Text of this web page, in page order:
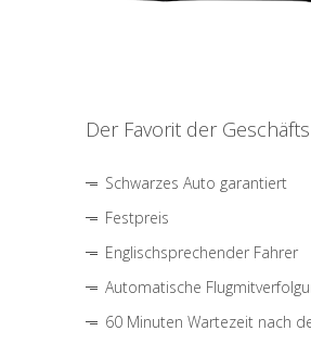
Der Favorit der
Schwarzes Auto garantiert
Festpreis
Englischsprechender Fahrer
Automatische
60 Minuten Wartezeit nach